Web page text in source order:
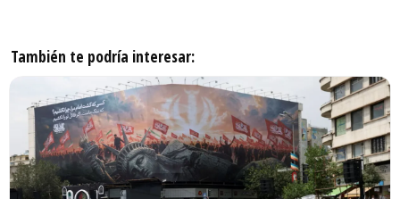
También te podría interesar: